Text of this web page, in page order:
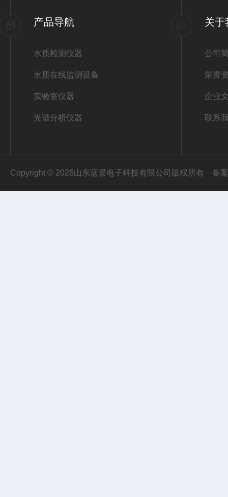
产品导航
水质检测仪器
水质在线监测设备
实验室仪器
光谱分析仪器
关于
公司
荣誉
企业
联系
Copyright © 2026山东蓝景电子科技有限公司版权所有 备